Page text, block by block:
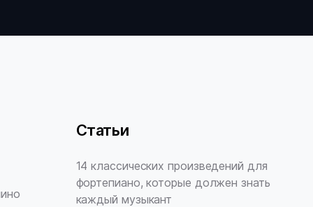
Статьи
14 классических произведений для
фортепиано, которые должен знать
каждый музыкант